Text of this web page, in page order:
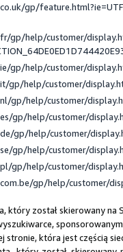
gp/
gp/help/customer/
gp/help/customer/
gp/help/customer/
gp/help/customer/
gp/help/customer/
gp/help/customer/
gp/help/customer/
gp/help/customer/
gp/help/customer/
który został skierowany
która jest częścią